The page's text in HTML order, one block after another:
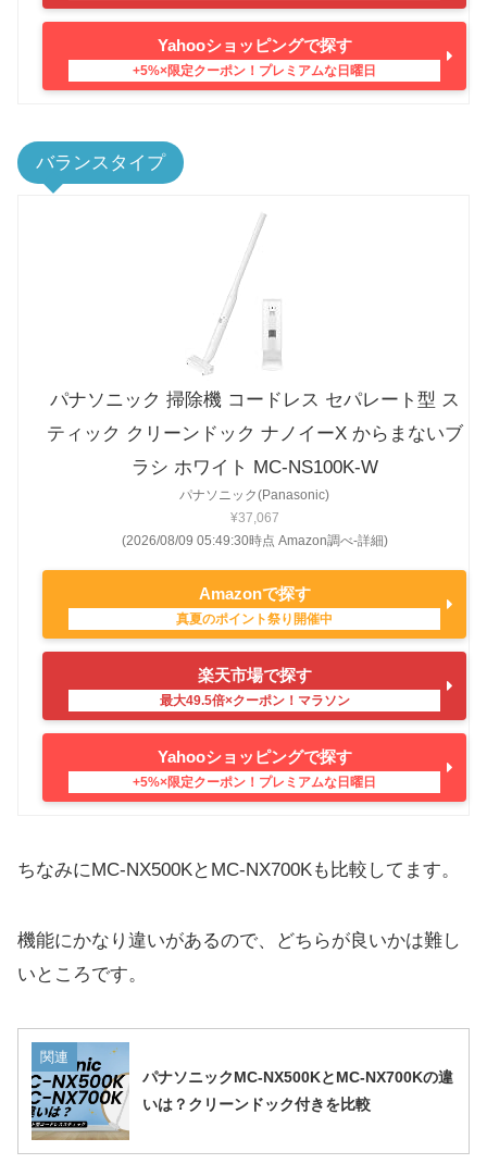
Yahooショッピングで探す
バランスタイプ
パナソニック 掃除機 コードレス セパレート型 ス
ティック クリーンドック ナノイーX からまないブ
ラシ ホワイト MC-NS100K-W
パナソニック(Panasonic)
¥37,067
(2026/08/09 05:49:30時点 Amazon調べ-詳細)
Amazonで探す
楽天市場で探す
Yahooショッピングで探す
ちなみにMC-NX500KとMC-NX700Kも比較してます。
機能にかなり違いがあるので、どちらが良いかは難し
いところです。
関連
パナソニックMC-NX500KとMC-NX700Kの違
いは？クリーンドック付きを比較